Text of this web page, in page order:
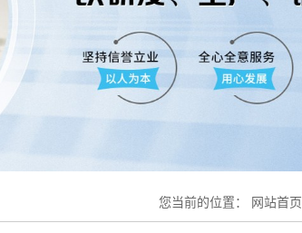
您当前的位置： 网站首页